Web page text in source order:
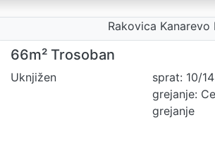
Rakovica
66m² Trosoban
Uknjižen
sprat: 10/14
grejanje:
grejanje